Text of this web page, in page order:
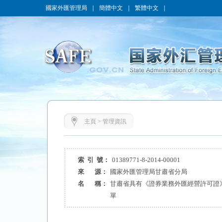
國家外匯管理局 簡體中文 繁體中文
主頁 > 管理資訊
索 引 號：
01389771-8-2014-00001
來 源：
國家外匯管理局甘肅省分局
名 稱：
甘肅省具有《證券業務外匯經營許可
單